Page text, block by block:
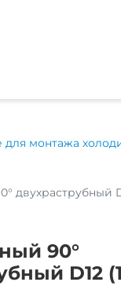
монтажа
двухраструбный
90°
D12